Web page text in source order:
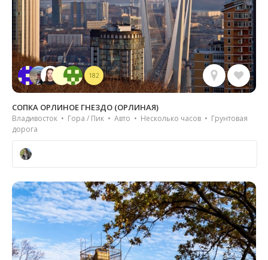
182
СОПКА ОРЛИНОЕ ГНЕЗДО (ОРЛИНАЯ)
Владивосток • Гора / Пик • Авто • Несколько часов • Грунтовая
дорога